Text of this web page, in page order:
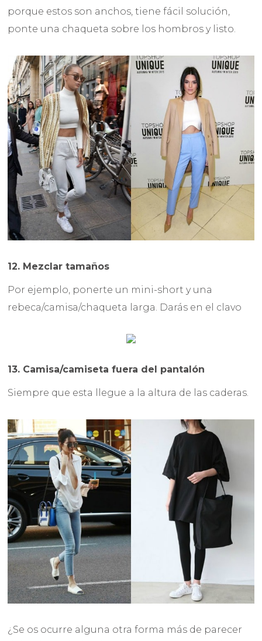
porque estos son anchos, tiene fácil solución,
ponte una chaqueta sobre los hombros y listo.
12. Mezclar tamaños
Por ejemplo, ponerte un mini-short y una
rebeca/camisa/chaqueta larga. Darás en el clavo
13. Camisa/camiseta fuera del pantalón
Siempre que esta llegue a la altura de las caderas.
¿Se os ocurre alguna otra forma más de parecer